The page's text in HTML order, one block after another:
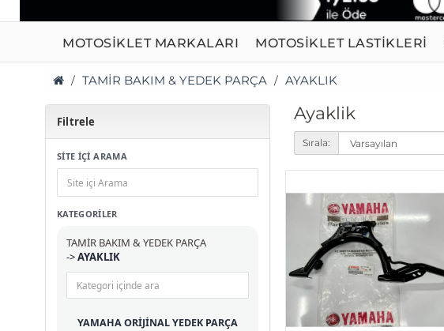
MOTOSİKLET MARKALARI MOTOSİKLET LASTİKLERİ
TAMİR BAKIM & YEDEK PARÇA AYAKLIK
Filtrele
SİTE İÇİ ARAMA
KATEGORILER
TAMİR BAKIM & YEDEK PARÇA
->AYAKLIK
YAMAHA ORİJİNAL YEDEK PARÇA
Ayaklik
Sırala: